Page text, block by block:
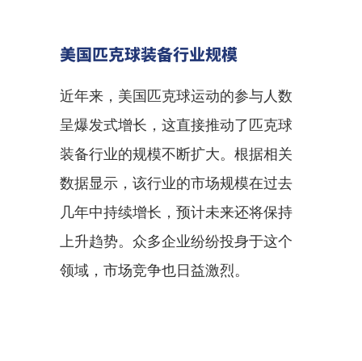
美国匹克球装备行业规模
近年来，美国匹克球运动的参与人数
呈爆发式增长，这直接推动了匹克球
装备行业的规模不断扩大。根据相关
数据显示，该行业的市场规模在过去
几年中持续增长，预计未来还将保持
上升趋势。众多企业纷纷投身于这个
领域，市场竞争也日益激烈。